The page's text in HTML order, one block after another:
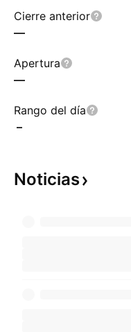
Cierre anterior
—
Apertura
—
Rango del día
–
Noticias